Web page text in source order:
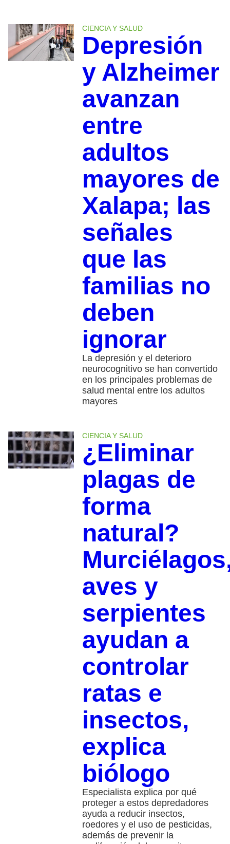
CIENCIA Y SALUD
Depresión
y Alzheimer
avanzan
entre
adultos
mayores de
Xalapa; las
señales
que las
familias no
deben
ignorar
La depresión y el deterioro
neurocognitivo se han convertido
en los principales problemas de
salud mental entre los adultos
mayores
CIENCIA Y SALUD
¿Eliminar
plagas de
forma
natural?
aves y
serpientes
ayudan a
controlar
ratas e
insectos,
explica
biólogo
Especialista explica por qué
proteger a estos depredadores
ayuda a reducir insectos,
roedores y el uso de pesticidas,
además de prevenir la